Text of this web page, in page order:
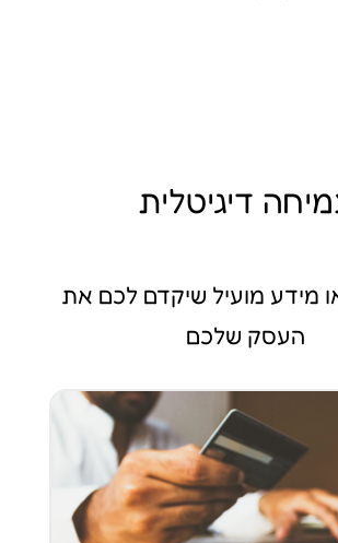
דיגיטלית
מידע מועיל שיקדם לכם את
העסק שלכם